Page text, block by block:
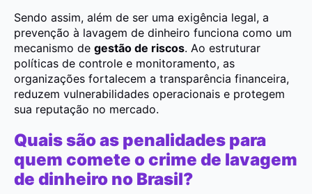
Sendo assim, além de ser uma exigência legal, a
prevenção à lavagem de dinheiro funciona como um
mecanismo de gestão de riscos. Ao estruturar
políticas de controle e monitoramento, as
organizações fortalecem a transparência financeira,
reduzem vulnerabilidades operacionais e protegem
sua reputação no mercado.
Quais são as penalidades para
quem comete o crime de lavagem
de dinheiro no Brasil?